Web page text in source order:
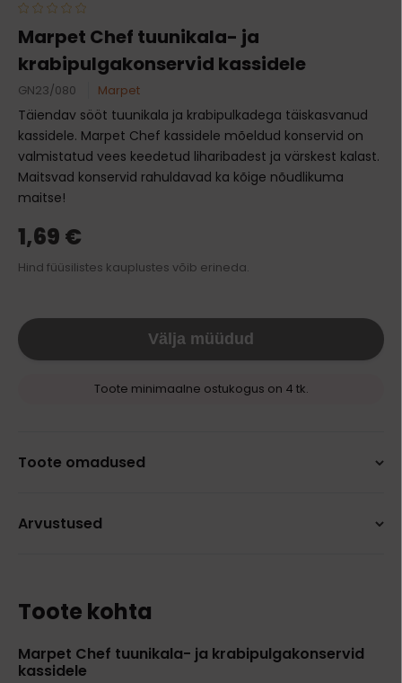
Marpet Chef tuunikala- ja
krabipulgakonservid kassidele
GN23/080 Marpet
Täiendav sööt tuunikala ja krabipulkadega täiskasvanud
kassidele. Marpet Chef kassidele mõeldud konservid on
valmistatud vees keedetud liharibadest ja värskest kalast.
Maitsvad konservid rahuldavad ka kõige nõudlikuma
maitse!
1,69 €
Hind füüsilistes kauplustes võib erineda.
Välja müüdud
Toote minimaalne ostukogus on 4 tk.
Toote omadused
Arvustused
Toote kohta
Marpet Chef tuunikala- ja krabipulgakonservid
kassidele